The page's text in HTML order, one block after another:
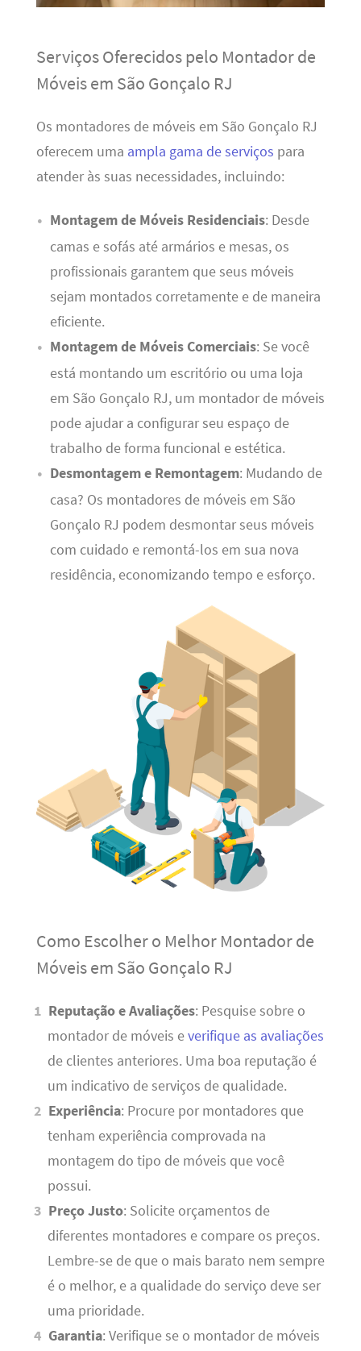
Serviços Oferecidos pelo Montador de
Móveis em São Gonçalo RJ
Os montadores de móveis em São Gonçalo RJ
oferecem uma ampla gama de serviços para
atender às suas necessidades, incluindo:
Montagem de Móveis Residenciais: Desde
camas e sofás até armários e mesas, os
profissionais garantem que seus móveis
sejam montados corretamente e de maneira
eficiente.
Montagem de Móveis Comerciais: Se você
está montando um escritório ou uma loja
em São Gonçalo RJ, um montador de móveis
pode ajudar a configurar seu espaço de
trabalho de forma funcional e estética.
Desmontagem e Remontagem: Mudando de
casa? Os montadores de móveis em São
Gonçalo RJ podem desmontar seus móveis
com cuidado e remontá-los em sua nova
residência, economizando tempo e esforço.
Como Escolher o Melhor Montador de
Móveis em São Gonçalo RJ
Reputação e Avaliações: Pesquise sobre o
montador de móveis everifique as avaliações
de clientes anteriores. Uma boa reputação é
um indicativo de serviços de qualidade.
Experiência: Procure por montadores que
tenham experiência comprovada na
montagem do tipo de móveis que você
possui.
Preço Justo: Solicite orçamentos de
diferentes montadores e compare os preços.
Lembre-se de que o mais barato nem sempre
é o melhor, e a qualidade do serviço deve ser
uma prioridade.
Garantia: Verifique se o montador de móveis